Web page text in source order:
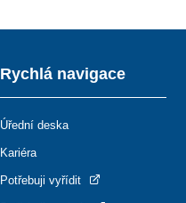
Rychlá navigace
Úřední deska
Kariéra
Potřebuji vyřídit